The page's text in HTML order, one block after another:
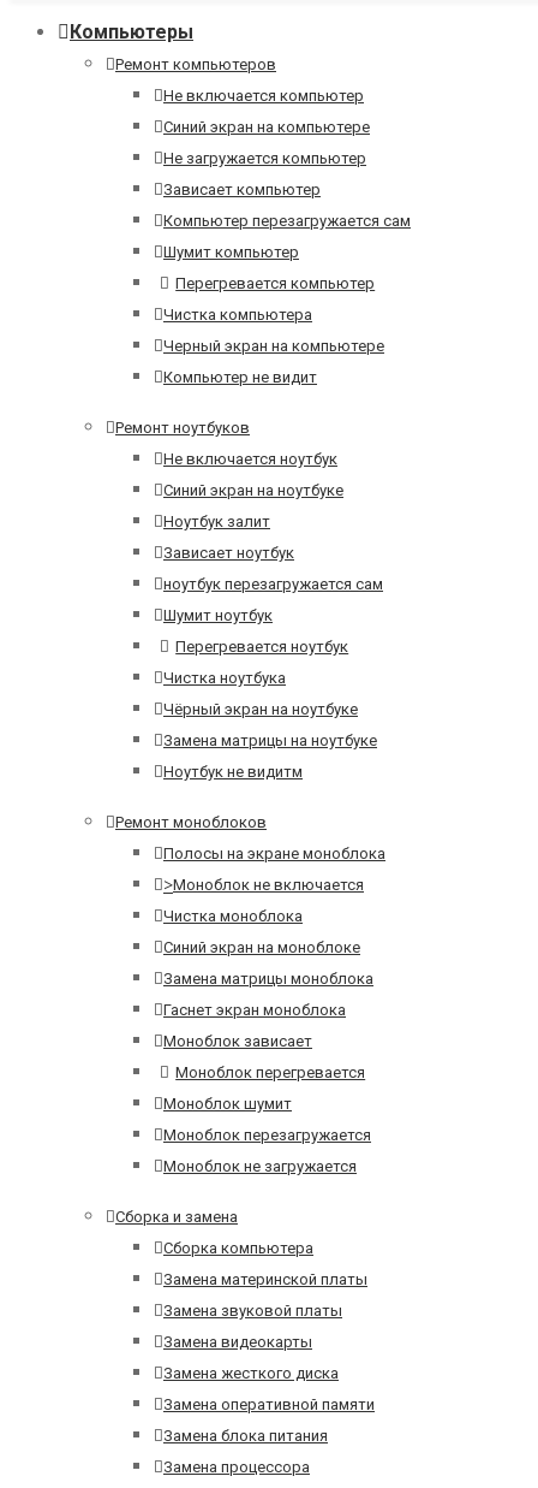
Компьютеры
Ремонт компьютеров
Не включается компьютер
Синий экран на компьютере
Не загружается компьютер
Зависает компьютер
Компьютер перезагружается сам
Шумит компьютер
Перегревается компьютер
Чистка компьютера
Черный экран на компьютере
Компьютер не видит
Ремонт ноутбуков
Не включается ноутбук
Синий экран на ноутбуке
Ноутбук залит
Зависает ноутбук
ноутбук перезагружается сам
Шумит ноутбук
Перегревается ноутбук
Чистка ноутбука
Чёрный экран на ноутбуке
Замена матрицы на ноутбуке
Ноутбук не видитм
Ремонт моноблоков
Полосы на экране моноблока
>Моноблок не включается
Чистка моноблока
Синий экран на моноблоке
Замена матрицы моноблока
Гаснет экран моноблока
Моноблок зависает
Моноблок перегревается
Моноблок шумит
Моноблок перезагружается
Моноблок не загружается
Сборка и замена
Сборка компьютера
Замена материнской платы
Замена звуковой платы
Замена видеокарты
Замена жесткого диска
Замена оперативной памяти
Замена блока питания
Замена процессора